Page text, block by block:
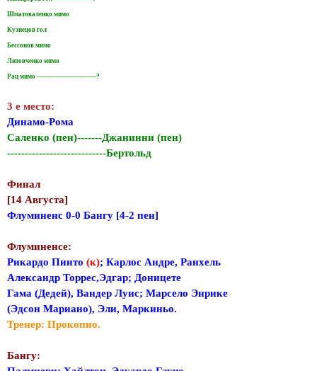
Шматоваленко мимо
Кузнецов гол
Бессонов мимо
Литовченко мимо
Рац мимо ----------------------------?
3 е место:
Динамо-Рома
Саленко (пен)-------Джанинни (пен)
----------------------------Бертольд
Финал
[14 Августа]
Флуминенс 0-0 Бангу [4-2 пен]
Флуминенсе:
Рикардо Пинто (к); Карлос Андре, Ранхель
Александр Торрес,Эдгар; Доницете
Гама (Дедей), Вандер Луис; Марсело Энрике
(Эдсон Мариано), Эли, Маркиньо.
Тренер: Прокопио.
Бангу: